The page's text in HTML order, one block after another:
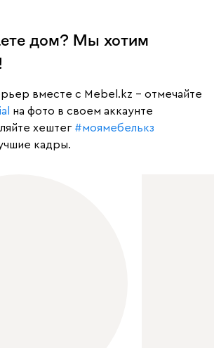
дом? Мы хотим
вместе с Mebel.kz – отмечайте
на фото в своем аккаунте
хештег #моямебелькз
кадры.